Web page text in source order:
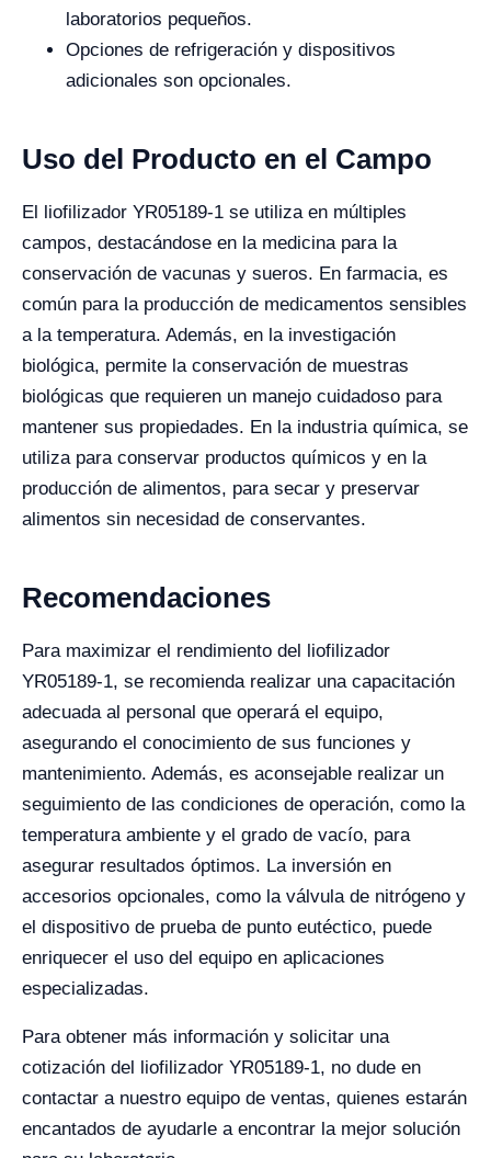
laboratorios pequeños.
Opciones de refrigeración y dispositivos
adicionales son opcionales.
Uso del Producto en el Campo
El liofilizador YR05189-1 se utiliza en múltiples
campos, destacándose en la medicina para la
conservación de vacunas y sueros. En farmacia, es
común para la producción de medicamentos sensibles
a la temperatura. Además, en la investigación
biológica, permite la conservación de muestras
biológicas que requieren un manejo cuidadoso para
mantener sus propiedades. En la industria química, se
utiliza para conservar productos químicos y en la
producción de alimentos, para secar y preservar
alimentos sin necesidad de conservantes.
Recomendaciones
Para maximizar el rendimiento del liofilizador
YR05189-1, se recomienda realizar una capacitación
adecuada al personal que operará el equipo,
asegurando el conocimiento de sus funciones y
mantenimiento. Además, es aconsejable realizar un
seguimiento de las condiciones de operación, como la
temperatura ambiente y el grado de vacío, para
asegurar resultados óptimos. La inversión en
accesorios opcionales, como la válvula de nitrógeno y
el dispositivo de prueba de punto eutéctico, puede
enriquecer el uso del equipo en aplicaciones
especializadas.
Para obtener más información y solicitar una
cotización del liofilizador YR05189-1, no dude en
contactar a nuestro equipo de ventas, quienes estarán
encantados de ayudarle a encontrar la mejor solución